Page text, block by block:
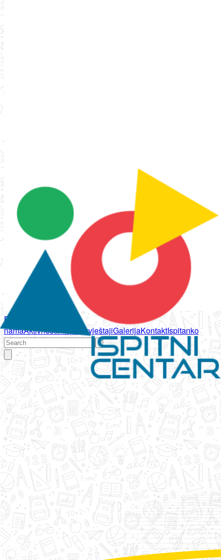
Početna
namaAktivnostiPropisi IzvještajiGalerijaKontaktIspitanko